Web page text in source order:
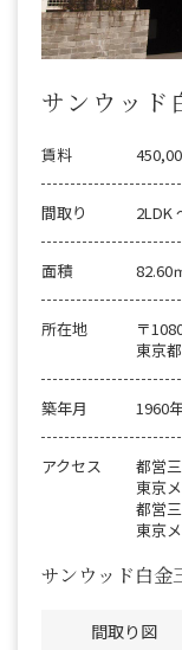
サンウッド
賃料
間取り 2LDK
面積 82.60
所在地
〒
東京
築年月 1960
アクセス
都営
東京
都営
東京
サンウッド白金
間取り図